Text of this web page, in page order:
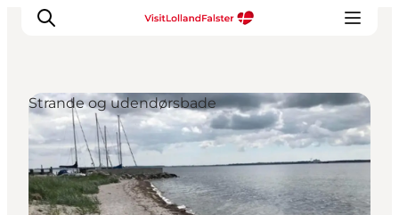
Oplevelser
I naturen
For børn
Strande og udendørsbade